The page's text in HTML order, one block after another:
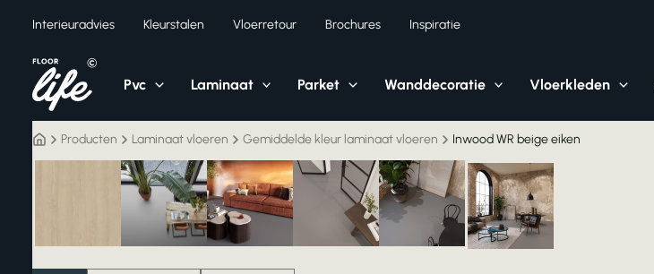
inhoud
Interieuradvies Kleurstalen Vloerretour Brochures Inspiratie
Pvc Laminaat Parket Wanddecoratie Vloerkleden
Producten Laminaat vloeren Gemiddelde kleur laminaat vloeren Inwood WR beige eiken